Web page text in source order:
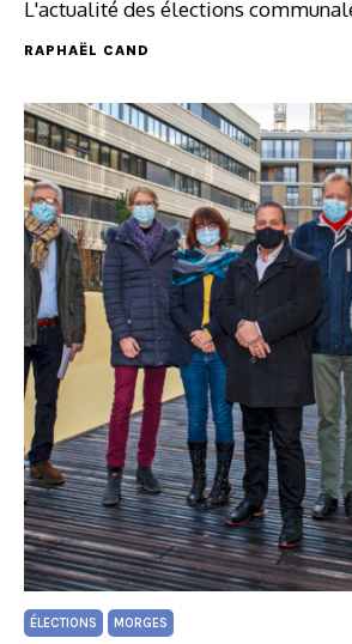
L'actualité des élections
RAPHAËL CAND
ÉLECTIONS MORGES